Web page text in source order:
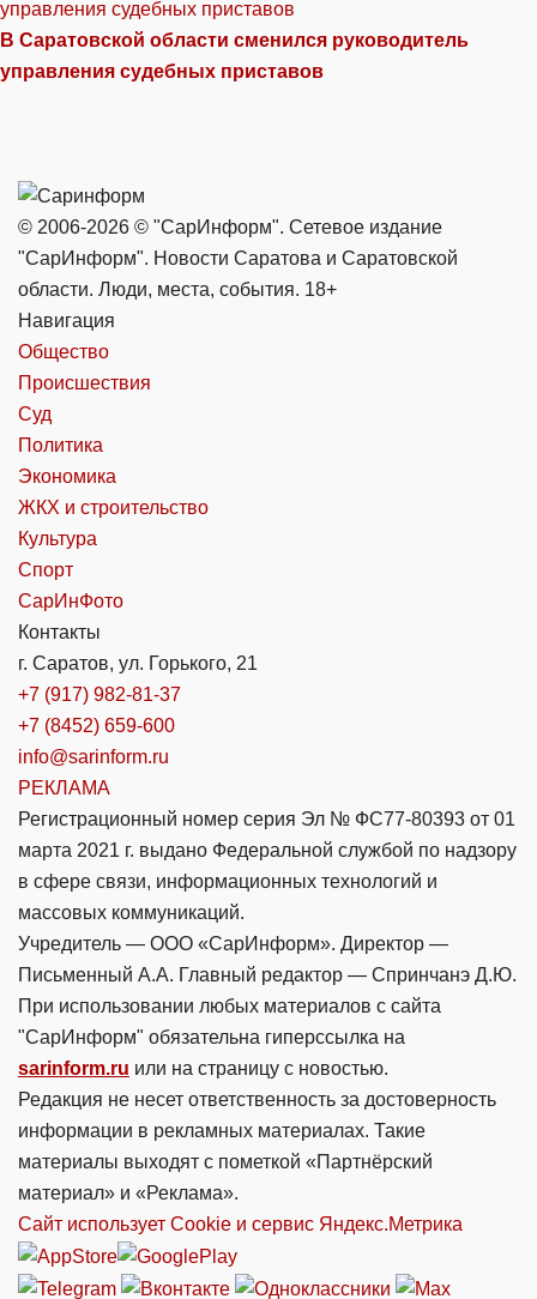
В Саратовской области сменился руководитель
управления судебных приставов
© 2006-2026 © "СарИнформ". Сетевое издание
"СарИнформ". Новости Саратова и Саратовской
области. Люди, места, события. 18+
Навигация
Общество
Происшествия
Суд
Политика
Экономика
ЖКХ и строительство
Культура
Спорт
СарИнФото
Контакты
г. Саратов, ул. Горького, 21
+7 (917) 982-81-37
+7 (8452) 659-600
info@sarinform.ru
РЕКЛАМА
Регистрационный номер серия Эл № ФС77-80393 от 01
марта 2021 г. выдано Федеральной службой по надзору
в сфере связи, информационных технологий и
массовых коммуникаций.
Учредитель — ООО «СарИнформ». Директор —
Письменный А.А. Главный редактор — Спринчанэ Д.Ю.
При использовании любых материалов с сайта
"СарИнформ" обязательна гиперссылка на
sarinform.ru или на страницу с новостью.
Редакция не несет ответственность за достоверность
информации в рекламных материалах. Такие
материалы выходят с пометкой «Партнёрский
материал» и «Реклама».
Сайт использует Cookie и сервиc Яндекс.Метрика